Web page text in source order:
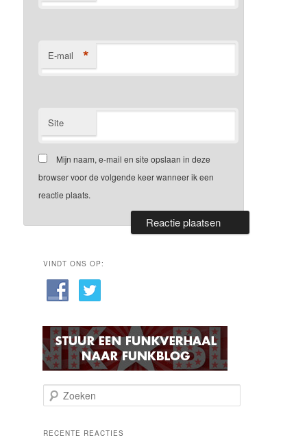
E-mail *
Site
Mijn naam, e-mail en site opslaan in deze
browser voor de volgende keer wanneer ik een
reactie plaats.
VINDT ONS OP:
o
k
RECENTE REACTIES